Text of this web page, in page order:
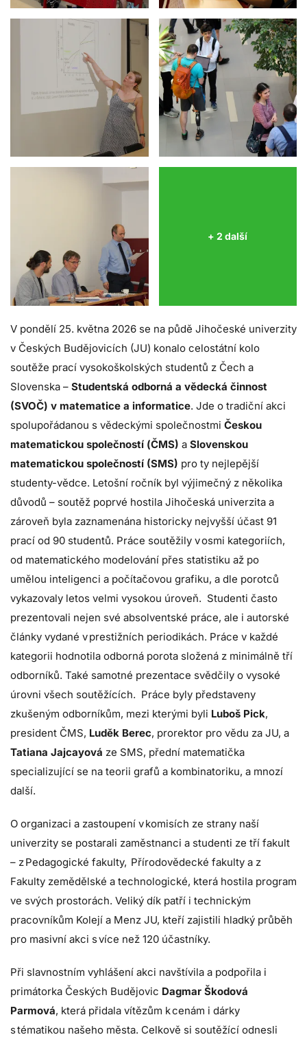
+ 2 další
V pondělí 25. května 2026 se na půdě Jihočeské univerzity
v Českých Budějovicích (JU) konalo celostátní kolo
soutěže prací vysokoškolských studentů z Čech a
Slovenska – Studentská odborná a vědecká činnost
(SVOČ) v matematice a informatice. Jde o tradiční akci
spolupořádanou s vědeckými společnostmi Českou
matematickou společností (ČMS) a Slovenskou
matematickou společností (SMS) pro ty nejlepější
studenty-vědce. Letošní ročník byl výjimečný z několika
důvodů – soutěž poprvé hostila Jihočeská univerzita a
zároveň byla zaznamenána historicky nejvyšší účast 91
prací od 90 studentů. Práce soutěžily v osmi kategoriích,
od matematického modelování přes statistiku až po
umělou inteligenci a počítačovou grafiku, a dle porotců
vykazovaly letos velmi vysokou úroveň. Studenti často
prezentovali nejen své absolventské práce, ale i autorské
články vydané v prestižních periodikách. Práce v každé
kategorii hodnotila odborná porota složená z minimálně tří
odborníků. Také samotné prezentace svědčily o vysoké
úrovni všech soutěžících. Práce byly představeny
zkušeným odborníkům, mezi kterými byli Luboš Pick,
president ČMS, Luděk Berec, prorektor pro vědu za JU, a
Tatiana Jajcayová ze SMS, přední matematička
specializující se na teorii grafů a kombinatoriku, a mnozí
další.
O organizaci a zastoupení v komisích ze strany naší
univerzity se postarali zaměstnanci a studenti ze tří fakult
– z Pedagogické fakulty, Přírodovědecké fakulty a z
Fakulty zemědělské a technologické, která hostila program
ve svých prostorách. Veliký dík patří i technickým
pracovníkům Kolejí a Menz JU, kteří zajistili hladký průběh
pro masivní akci s více než 120 účastníky.
Při slavnostním vyhlášení akci navštívila a podpořila i
primátorka Českých Budějovic Dagmar Škodová
Parmová, která přidala vítězům k cenám i dárky
s tématikou našeho města. Celkově si soutěžící odnesli